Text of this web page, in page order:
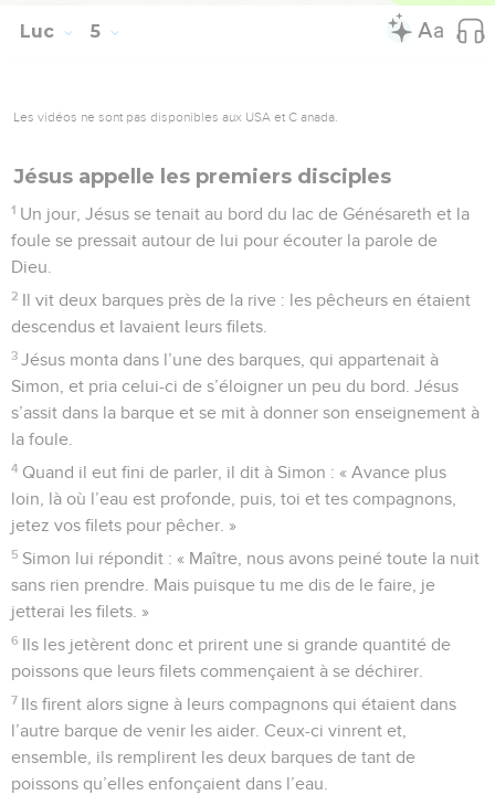
Luc 5
Les vidéos ne sont pas disponibles aux USA et C anada.
Jésus appelle les premiers disciples
1 Un jour, Jésus se tenait au bord du lac de Génésareth et la
foule se pressait autour de lui pour écouter la parole de
Dieu.
2 Il vit deux barques près de la rive : les pêcheurs en étaient
descendus et lavaient leurs filets.
3 Jésus monta dans l’une des barques, qui appartenait à
Simon, et pria celui-ci de s’éloigner un peu du bord. Jésus
s’assit dans la barque et se mit à donner son enseignement à
la foule.
4 Quand il eut fini de parler, il dit à Simon : « Avance plus
loin, là où l’eau est profonde, puis, toi et tes compagnons,
jetez vos filets pour pêcher. »
5 Simon lui répondit : « Maître, nous avons peiné toute la nuit
sans rien prendre. Mais puisque tu me dis de le faire, je
jetterai les filets. »
6 Ils les jetèrent donc et prirent une si grande quantité de
poissons que leurs filets commençaient à se déchirer.
7 Ils firent alors signe à leurs compagnons qui étaient dans
l’autre barque de venir les aider. Ceux-ci vinrent et,
ensemble, ils remplirent les deux barques de tant de
poissons qu’elles enfonçaient dans l’eau.